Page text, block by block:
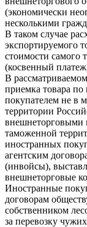
(экономически
несколькими
В таком случае
экспортируемого
стоимости самого
(косвенный
В
приемка товара по
покупателем не в
территории
внешнеторговыми
таможенной
иностранных
агентским
(инвойсы),
внешнеторговые
Иностранные
договорам
собственником
за перевозку